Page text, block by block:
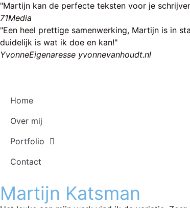
"Martijn kan de perfecte teksten voor je
71Media
"Een heel prettige samenwerking, Martijn is in
duidelijk is wat ik doe en kan!"
YvonneEigenaresse yvonnevanhoudt.nl
Home
Over mij
Portfolio
Contact
Martijn Katsman